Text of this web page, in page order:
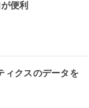
便利
ィクスのデータを